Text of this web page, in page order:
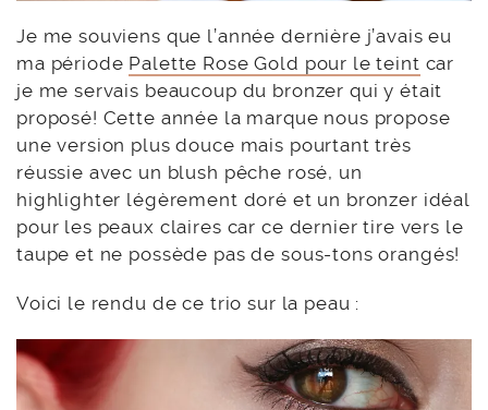
Je me souviens que l’année dernière j’avais eu
ma période Palette Rose Gold pour le teint car
je me servais beaucoup du bronzer qui y était
proposé! Cette année la marque nous propose
une version plus douce mais pourtant très
réussie avec un blush pêche rosé, un
highlighter légèrement doré et un bronzer idéal
pour les peaux claires car ce dernier tire vers le
taupe et ne possède pas de sous-tons orangés!
Voici le rendu de ce trio sur la peau :